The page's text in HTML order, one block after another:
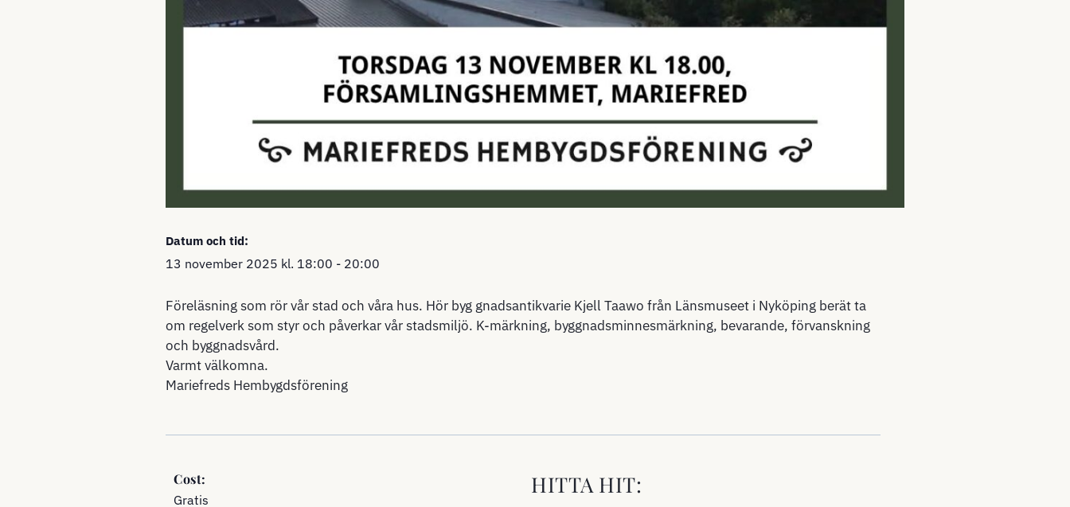
Datum och tid:
13 november 2025 kl. 18:00 - 20:00
Föreläsning som rör vår stad och våra hus. Hör byg gnadsantikvarie Kjell Taawo från Länsmuseet i Nyköping berät ta
om regelverk som styr och påverkar vår stadsmiljö. K-märkning, byggnadsminnesmärkning, bevarande, förvanskning
och byggnadsvård.
Varmt välkomna.
Mariefreds Hembygdsförening
Cost:
Gratis
HITTA HIT: